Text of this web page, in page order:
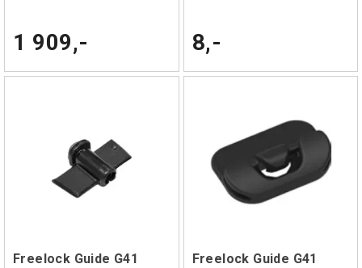
1 909,- 8,-
Freelock Guide G41
Freelock Guide G41